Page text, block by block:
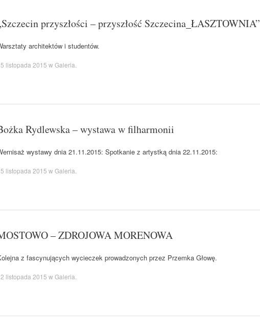
przyszłości – przyszłość Szczecina_ŁASZTOWNIA”
architektów i studentów.
listopada 2015 wGaleria
Rydlewska – wystawa w filharmonii
wystawy dnia 21.11.2015: Spotkanie z artystką dnia 22.11.2015:
listopada 2015 wGaleria
– ZDROJOWA MORENOWA
z fascynujących wycieczek prowadzonych przez Przemka Głowę.
listopada 2015 wGaleria